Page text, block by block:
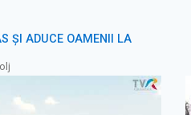
ŞI ADUCE OAMENII LA